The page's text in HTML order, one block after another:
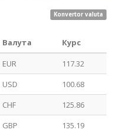
Konvertor valuta
Валута
Курс
EUR
117.32
USD
100.68
CHF
125.86
GBP
135.19